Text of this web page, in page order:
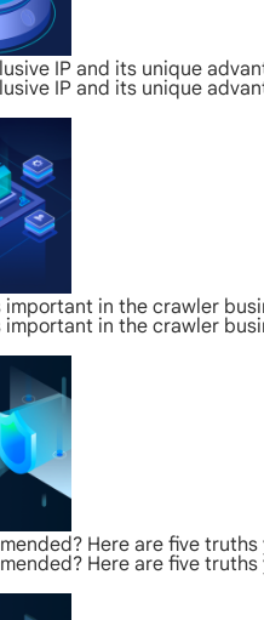
IP and its unique
IP and its unique
important in the crawler
important in the crawler
Here are five truths
Here are five truths